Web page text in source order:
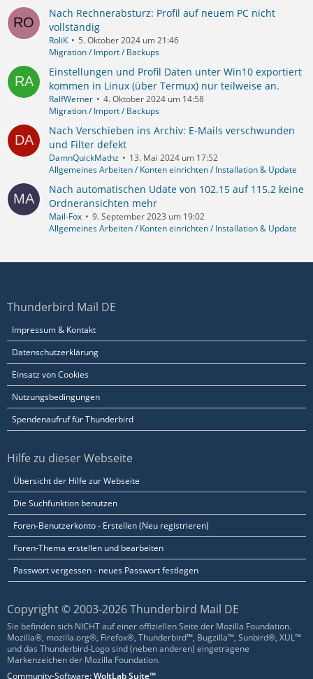
Nach Rechnerabsturz: Profil auf neuem PC nicht
vollständig
RoliK
5. Oktober 2024 um 21:46
Migration / Import / Backups
Einstellungen und Profil Daten unter Win10 exportiert
kommen in Linux (über Termux) nur teilweise an.
RalfWerner
4. Oktober 2024 um 14:58
Migration / Import / Backups
Nach Verschieben ins Archiv: E-Mails verschwunden
und Filter defekt
DamnQuickMathz
13. Mai 2024 um 17:52
Allgemeines Arbeiten / Konten einrichten / Installation & Update
Nach automatischen Udate von 102.15 auf 115.2 keine
Ordneransichten mehr
Mail-Fox
9. September 2023 um 19:02
Allgemeines Arbeiten / Konten einrichten / Installation & Update
Thunderbird Mail DE
Impressum & Kontakt
Datenschutzerklärung
Einsatz von Cookies
Nutzungsbedingungen
Spendenaufruf für Thunderbird
Hilfe zu dieser Webseite
Übersicht der Hilfe zur Webseite
Die Suchfunktion benutzen
Foren-Benutzerkonto - Erstellen (Neu registrieren)
Foren-Thema erstellen und bearbeiten
Passwort vergessen - neues Passwort festlegen
Copyright © 2003-2026 Thunderbird Mail DE
Sie befinden sich NICHT auf einer offiziellen Seite der Mozilla Foundation.
Mozilla®, mozilla.org®, Firefox®, Thunderbird™, Bugzilla™, Sunbird®, XUL™
und das Thunderbird-Logo sind (neben anderen) eingetragene
Markenzeichen der Mozilla Foundation.
Community-Software:WoltLab Suite™